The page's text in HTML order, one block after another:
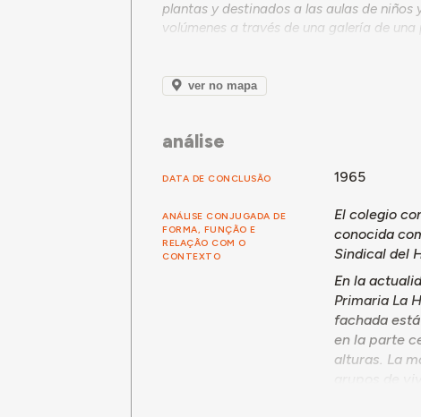
plantas y destinados a las aulas de
volúmenes a través de una galería de
extremo del patio hacia la Avenida de
ver no mapa
análise
DATA DE CONCLUSÃO 1965
ANÁLISE CONJUGADA DE
FORMA, FUNÇÃO E
RELAÇÃO COM O
CONTEXTO
El colegio
conocida
Sindical del
En la
Primaria La
fachada
en la parte
alturas. La